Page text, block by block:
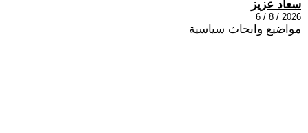
سعاد عزيز
2026 / 8 / 6
مواضيع وابحاث سياسية